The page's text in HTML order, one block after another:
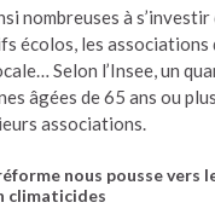
nombreuses à s’investir
écolos, les associations
Selon l’Insee, un
âgées de 65 ans ou
associations.
nous pousse vers
climaticides